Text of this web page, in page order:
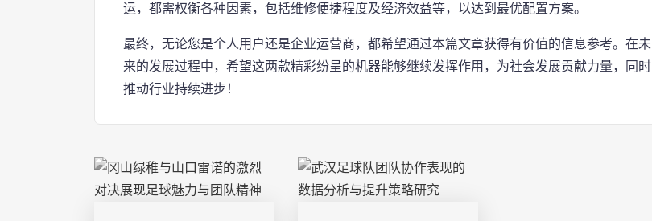
运，都需权衡各种因素，包括维修便捷程度及经济效益等，以达到最优配置方案。
最终，无论您是个人用户还是企业运营商，都希望通过本篇文章获得有价值的信息参考。在未
来的发展过程中，希望这两款精彩纷呈的机器能够继续发挥作用，为社会发展贡献力量，同时
推动行业持续进步！